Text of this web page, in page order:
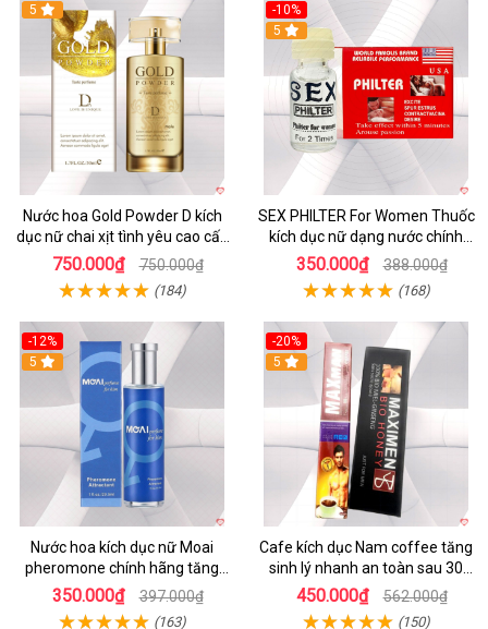
5
Nước hoa Gold Powder D kích
dục nữ chai xịt tình yêu cao cấp
chính hãng
750.000₫ 750.000₫
(184)
-10%
5
SEX PHILTER For Women Thuốc
kích dục nữ dạng nước chính
hãng Mỹ tốt nhất
350.000₫ 388.000₫
(168)
-12%
5
Nước hoa kích dục nữ Moai
pheromone chính hãng tăng
ham muốn nhanh
350.000₫ 397.000₫
(163)
-20%
5
Cafe kích dục Nam coffee tăng
sinh lý nhanh an toàn sau 30
phút
450.000₫ 562.000₫
(150)